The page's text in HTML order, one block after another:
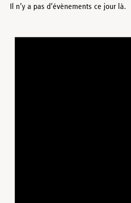
Il n’y a pas d’évènements ce jour là.